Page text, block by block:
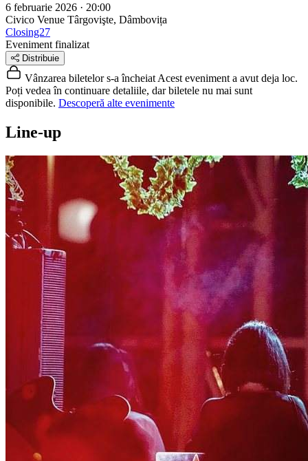
6 februarie 2026 · 20:00
Civico Venue Târgovişte, Dâmbovița
Closing27
Eveniment finalizat
Distribuie
Vânzarea biletelor s-a încheiat Acest eveniment a avut deja loc.
Poți vedea în continuare detaliile, dar biletele nu mai sunt
disponibile. Descoperă alte evenimente
Line-up